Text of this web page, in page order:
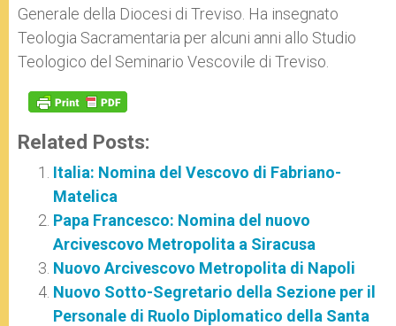
Generale della Diocesi di Treviso. Ha insegnato
Teologia Sacramentaria per alcuni anni allo Studio
Teologico del Seminario Vescovile di Treviso.
Related Posts:
Italia: Nomina del Vescovo di Fabriano-
Matelica
Papa Francesco: Nomina del nuovo
Arcivescovo Metropolita a Siracusa
Nuovo Arcivescovo Metropolita di Napoli
Nuovo Sotto-Segretario della Sezione per il
Personale di Ruolo Diplomatico della Santa